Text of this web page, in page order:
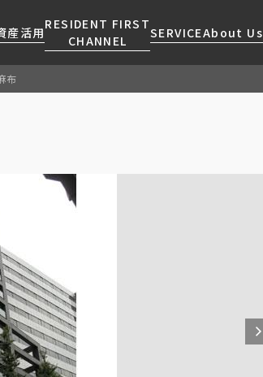
産活用
RESIDENT FIRST
CHANNEL
SERVICEAbout Us
情報
ースリリース
い合わせ
沿線から探す
から探す
ワードから探す
情報から探す
ースから探す
当社限定(港区・渋
街のある暮らし
いのコラム
FIRST
登録
FIRST
登録
居・提携サービス
屋探しからご契約まで
あるご質問
紹介
介会社様向け】当社仲介
部取り扱い物件入居申
布